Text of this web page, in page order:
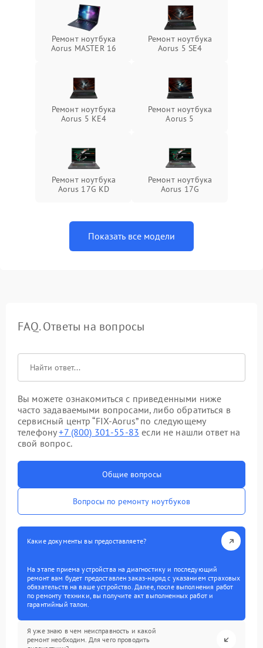
Ремонт ноутбука
Aorus MASTER 16
Ремонт ноутбука
Aorus 5 SE4
Ремонт ноутбука
Aorus 5 KE4
Ремонт ноутбука
Aorus 5
Ремонт ноутбука
Aorus 17G KD
Ремонт ноутбука
Aorus 17G
Показать все модели
FAQ. Ответы на вопросы
Вы можете ознакомиться с приведенными ниже
часто задаваемыми вопросами, либо обратиться в
сервисный центр “FIX-Aorus” по следующему
телефону+7 (800) 301-55-83 если не нашли ответ на
свой вопрос.
Общие вопросы
Вопросы по ремонту ноутбуков
Какие документы вы предоставляете?
На этапе приема устройства на диагностику и последующий
ремонт вам будет предоставлен заказ-наряд с указанием страховых
обязательств на ваше устройство. Далее, после выполнения работ
по ремонту техники, вы получите акт выполненных работ и
гарантийный талон.
Я уже знаю в чем неисправность и какой
ремонт необходим. Для чего проводить